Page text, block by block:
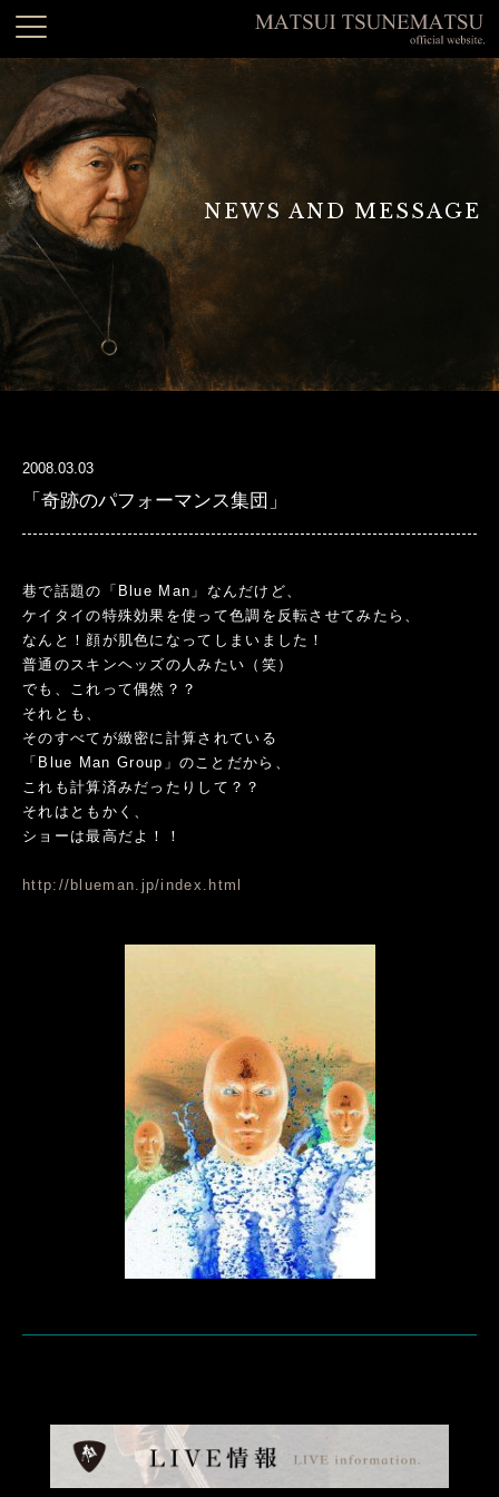
NEWS AND MESSAGE
2008.03.03
「奇跡のパフォーマンス集団」
巷で話題の「Blue Man」なんだけど、
ケイタイの特殊効果を使って色調を反転させてみたら、
なんと！顔が肌色になってしまいました！
普通のスキンヘッズの人みたい（笑）
でも、これって偶然？？
それとも、
そのすべてが緻密に計算されている
「Blue Man Group」のことだから、
これも計算済みだったりして？？
それはともかく、
ショーは最高だよ！！
http://blueman.jp/index.html